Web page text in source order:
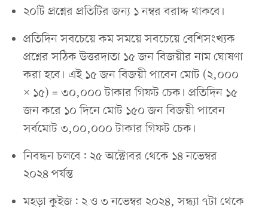
২০টি প্রশ্নের প্রতিটির জন্য ১ নম্বর বরাদ্দ থাকবে।
প্রতিদিন সবচেয়ে কম সময়ে সবচেয়ে বেশিসংখ্যক
প্রশ্নের সঠিক উত্তরদাতা ১৫ জন বিজয়ীর নাম ঘোষণা
করা হবে। এই ১৫ জন বিজয়ী পাবেন মোট (২,০০০
× ১৫) = ৩০,০০০ টাকার গিফট চেক। প্রতিদিন ১৫
জন করে ১০ দিনে মোট ১৫০ জন বিজয়ী পাবেন
সর্বমোট ৩,০০,০০০ টাকার গিফট চেক।
নিবন্ধন চলবে: ২৫ অক্টোবর থেকে ১৪ নভেম্বর
২০২৪ পর্যন্ত
মহড়া কুইজ: ২ ও ৩ নভেম্বর ২০২৪, সন্ধ্যা ৭টা থেকে